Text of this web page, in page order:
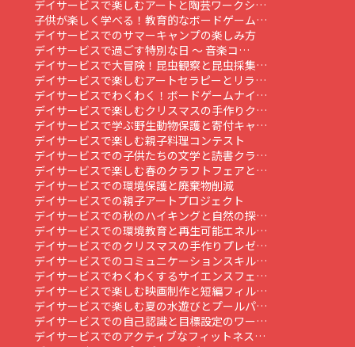
デイサービスで楽しむアートと陶芸ワークシ…
子供が楽しく学べる！教育的なボードゲーム…
デイサービスでのサマーキャンプの楽しみ方
デイサービスで過ごす特別な日 ～ 音楽コ…
デイサービスで大冒険！昆虫観察と昆虫採集…
デイサービスで楽しむアートセラピーとリラ…
デイサービスでわくわく！ボードゲームナイ…
デイサービスで楽しむクリスマスの手作りク…
デイサービスで学ぶ野生動物保護と寄付キャ…
デイサービスで楽しむ親子料理コンテスト
デイサービスでの子供たちの文学と読書クラ…
デイサービスで楽しむ春のクラフトフェアと…
デイサービスでの環境保護と廃棄物削減
デイサービスでの親子アートプロジェクト
デイサービスでの秋のハイキングと自然の探…
デイサービスでの環境教育と再生可能エネル…
デイサービスでのクリスマスの手作りプレゼ…
デイサービスでのコミュニケーションスキル…
デイサービスでわくわくするサイエンスフェ…
デイサービスで楽しむ映画制作と短編フィル…
デイサービスで楽しむ夏の水遊びとプールパ…
デイサービスでの自己認識と目標設定のワー…
デイサービスでのアクティブなフィットネス…